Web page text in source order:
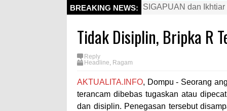
BREAKING NEWS:
Kapolres Bima Beri
Staf Ahli Tekankan
Perkuat Soliditas-
Nobar Piala Dunia
Tidak Disiplin, Bripka R
Reply
Headline, Ragam
AKTUALITA.INFO, Dompu - Seorang
terancam dibebas tugaskan atau
dan disiplin. Penegasan tersebut